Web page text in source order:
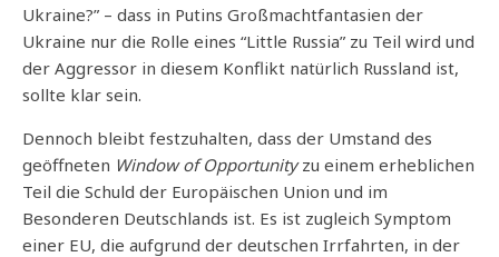
Ukraine?” – dass in Putins Großmachtfantasien der
Ukraine nur die Rolle eines “Little Russia” zu Teil wird und
der Aggressor in diesem Konflikt natürlich Russland ist,
sollte klar sein.
Dennoch bleibt festzuhalten, dass der Umstand des
geöffneten Window of Opportunityzu einem erheblichen
Teil die Schuld der Europäischen Union und im
Besonderen Deutschlands ist. Es ist zugleich Symptom
einer EU, die aufgrund der deutschen Irrfahrten, in der